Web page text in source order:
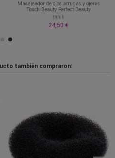
Masajeador de ojos arrugas y ojeras
Touch Beauty Perfect Beauty
Bifull
24,50 €
también compraron: